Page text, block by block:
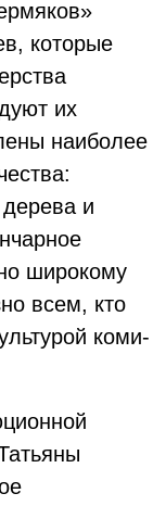
которые
их
наиболее
и
широкому
всем, кто
коми-